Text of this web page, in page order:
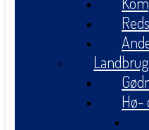
Landbrug
Hø-